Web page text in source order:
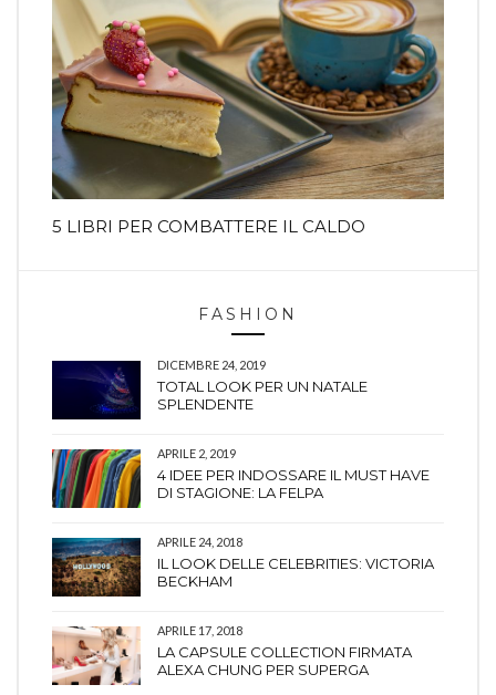
5 LIBRI PER COMBATTERE IL CALDO
FASHION
DICEMBRE 24, 2019
TOTAL LOOK PER UN NATALE
SPLENDENTE
APRILE 2, 2019
4 IDEE PER INDOSSARE IL MUST HAVE
DI STAGIONE: LA FELPA
APRILE 24, 2018
IL LOOK DELLE CELEBRITIES: VICTORIA
BECKHAM
APRILE 17, 2018
LA CAPSULE COLLECTION FIRMATA
ALEXA CHUNG PER SUPERGA